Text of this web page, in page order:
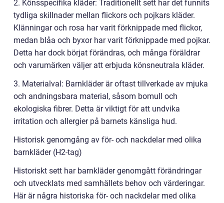
2. Könsspecifika kläder: Traditionellt sett har det funnits
tydliga skillnader mellan flickors och pojkars kläder.
Klänningar och rosa har varit förknippade med flickor,
medan blåa och byxor har varit förknippade med pojkar.
Detta har dock börjat förändras, och många föräldrar
och varumärken väljer att erbjuda könsneutrala kläder.
3. Materialval: Barnkläder är oftast tillverkade av mjuka
och andningsbara material, såsom bomull och
ekologiska fibrer. Detta är viktigt för att undvika
irritation och allergier på barnets känsliga hud.
Historisk genomgång av för- och nackdelar med olika
barnkläder (H2-tag)
Historiskt sett har barnkläder genomgått förändringar
och utvecklats med samhällets behov och värderingar.
Här är några historiska för- och nackdelar med olika